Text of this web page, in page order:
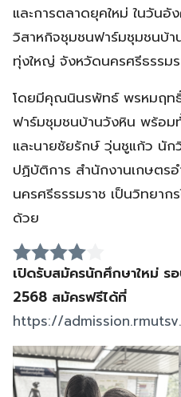
และการตลาดยุคใหม่ ในวัน
วิสาหกิจชุมชนฟาร์มชุมชนบ้
ทุ่งใหญ่ จังหวัดนครศรีธรรม
โดยมีคุณนินรพัทธ์ พรหมฤท
ฟาร์มชุมชนบ้านวังหิน พร้อ
และนายชัยรักษ์ วุ่นชูแก้ว นัก
ปฏิบัติการ สำนักงานเกษตร
นครศรีธรรมราช เป็นวิทยาก
ด้วย
เปิดรับสมัครนักศึกษาใหม่ ร
2568 สมัครฟรีได้ที่
https://